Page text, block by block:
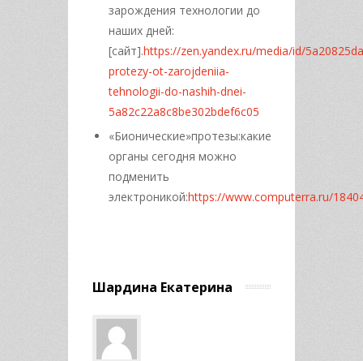
зарождения технологии до
наших дней:
[сайт].https://zen.yandex.ru/media/id/
protezy-ot-zarojdeniia-
tehnologii-do-nashih-dnei-
5a82c22a8c8be302bdef6c05
«Бионические»протезы:какие
органы сегодня можно
подменить
электроникой:https://www.computerra.ru/
Шардина Екатерина